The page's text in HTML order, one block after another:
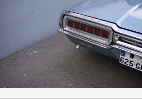
8
40